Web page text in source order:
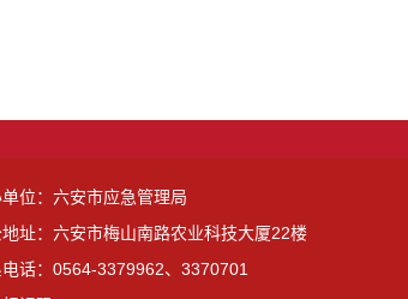
位：六安市应急管理局
址：六安市梅山南路农业科技大厦22楼
话：0564-3379962、3370701